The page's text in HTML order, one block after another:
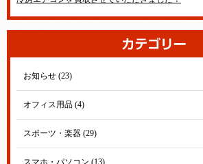
お知らせ (23)
オフィス用品 (4)
スポーツ・楽器 (29)
スマホ・パソコン (13)